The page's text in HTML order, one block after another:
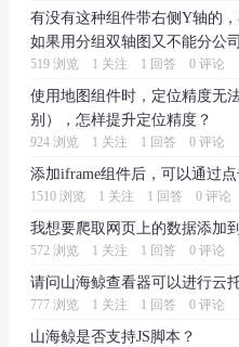
有没有这种组件带右侧Y轴的
如果用分组双轴图又不能分公司
519 浏览 1 关注 1 回答 0 评论
使用地图组件时，定位精度无
别），怎样提升定位精度？
924 浏览 1 关注 1 回答 0 评论
添加iframe组件后，可以通过
1510 浏览 1 关注 1 回答 0 评论
我想要爬取网页上的数据添加
572 浏览 1 关注 1 回答 0 评论
请问山海鲸查看器可以进行云
777 浏览 1 关注 1 回答 0 评论
山海鲸是否支持JS脚本？